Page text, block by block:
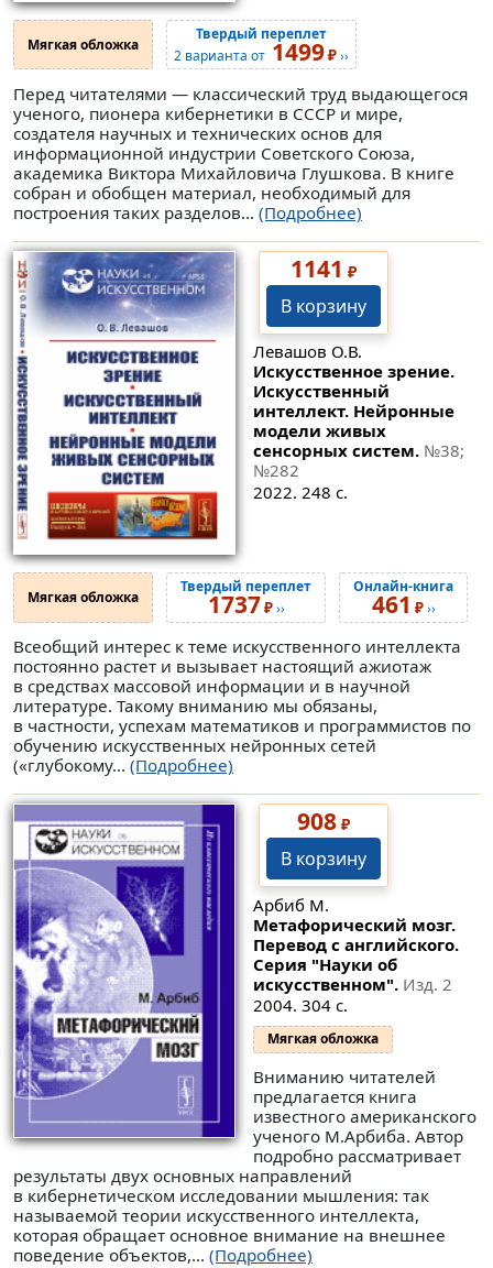
Мягкая обложка
Твердый переплет
2 варианта от 1499₽››
Перед читателями — классический труд выдающегося
ученого, пионера кибернетики в СССР и мире,
создателя научных и технических основ для
информационной индустрии Советского Союза,
академика Виктора Михайловича Глушкова. В книге
собран и обобщен материал, необходимый для
построения таких разделов... (Подробнее)
1141 ₽
В корзину
Левашов О.В.
Искусственное зрение.
Искусственный
интеллект. Нейронные
модели живых
сенсорных систем. №38;
№282
2022. 248 с.
Мягкая обложка
Твердый переплет
1737₽››
Онлайн-книга
461 ₽››
Всеобщий интерес к теме искусственного интеллекта
постоянно растет и вызывает настоящий ажиотаж
в средствах массовой информации и в научной
литературе. Такому вниманию мы обязаны,
в частности, успехам математиков и программистов по
обучению искусственных нейронных сетей
(«глубокому... (Подробнее)
908₽
В корзину
Арбиб М.
Метафорический мозг.
Перевод с английского.
Серия "Науки об
искусственном". Изд. 2
2004. 304 с.
Мягкая обложка
Вниманию читателей
предлагается книга
известного американского
ученого М.Арбиба. Автор
подробно рассматривает
результаты двух основных направлений
в кибернетическом исследовании мышления: так
называемой теории искусственного интеллекта,
которая обращает основное внимание на внешнее
поведение объектов,... (Подробнее)